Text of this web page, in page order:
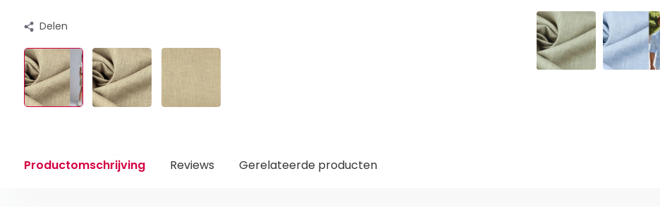
Delen
Productomschrijving Reviews Gerelateerde producten